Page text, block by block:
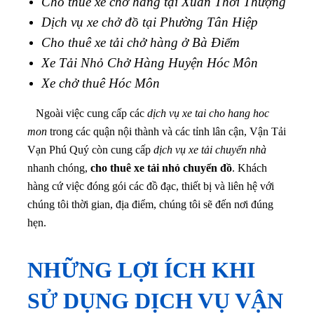
Dịch vụ xe chở đồ tại Phường Tân Hiệp
Cho thuê xe tải chở hàng ở Bà Điểm
Xe Tải Nhỏ Chở Hàng Huyện Hóc Môn
Xe chở thuê Hóc Môn
Ngoài việc cung cấp các dịch vụ xe tai cho hang hoc
mon trong các quận nội thành và các tỉnh lân cận, Vận Tải
Vạn Phú Quý còn cung cấp dịch vụ xe tải chuyển nhà
nhanh chóng, cho thuê xe tải nhỏ chuyển đồ. Khách
hàng cứ việc đóng gói các đồ đạc, thiết bị và liên hệ với
chúng tôi thời gian, địa điểm, chúng tôi sẽ đến nơi đúng
hẹn.
NHỮNG LỢI ÍCH KHI
SỬ DỤNG DỊCH VỤ VẬN